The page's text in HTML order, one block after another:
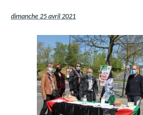
dimanche 25 avril 2021